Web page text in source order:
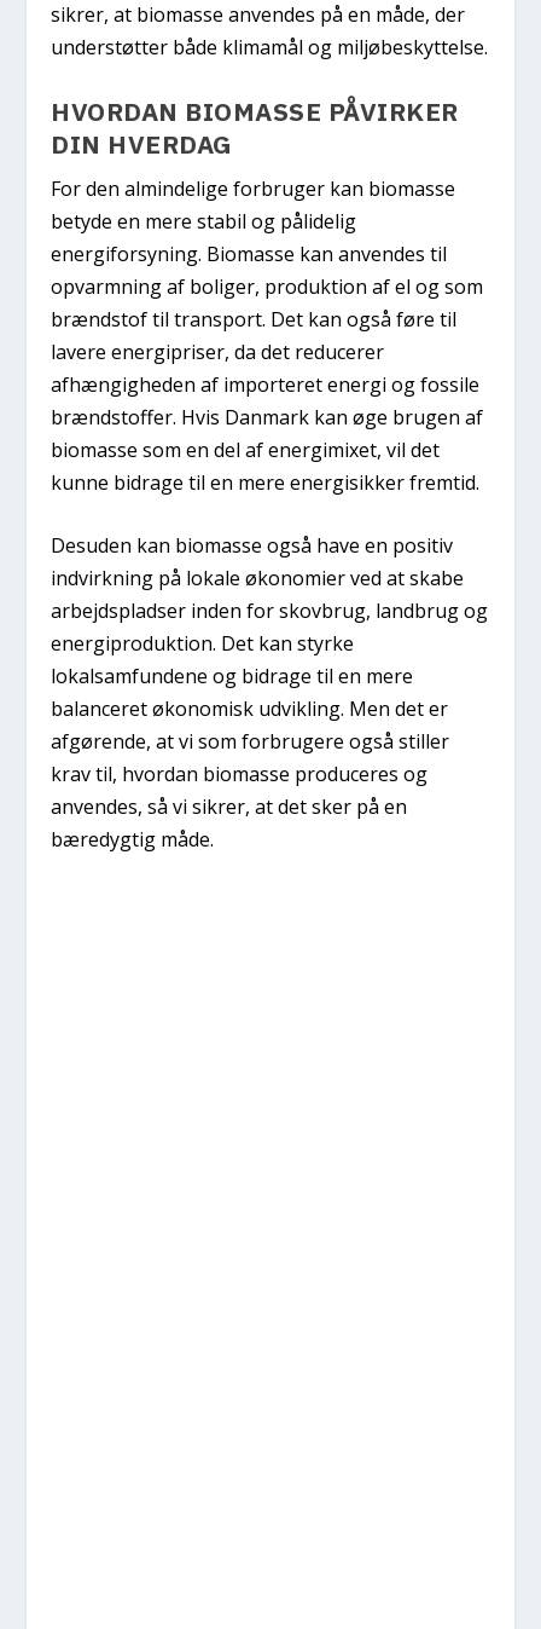
sikrer, at biomasse anvendes på en måde, der
understøtter både klimamål og miljøbeskyttelse.
HVORDAN BIOMASSE PÅVIRKER
DIN HVERDAG
For den almindelige forbruger kan biomasse
betyde en mere stabil og pålidelig
energiforsyning. Biomasse kan anvendes til
opvarmning af boliger, produktion af el og som
brændstof til transport. Det kan også føre til
lavere energipriser, da det reducerer
afhængigheden af importeret energi og fossile
brændstoffer. Hvis Danmark kan øge brugen af
biomasse som en del af energimixet, vil det
kunne bidrage til en mere energisikker fremtid.
Desuden kan biomasse også have en positiv
indvirkning på lokale økonomier ved at skabe
arbejdspladser inden for skovbrug, landbrug og
energiproduktion. Det kan styrke
lokalsamfundene og bidrage til en mere
balanceret økonomisk udvikling. Men det er
afgørende, at vi som forbrugere også stiller
krav til, hvordan biomasse produceres og
anvendes, så vi sikrer, at det sker på en
bæredygtig måde.